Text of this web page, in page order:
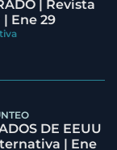
| Revista
Ene 29
DE EEUU
| Ene